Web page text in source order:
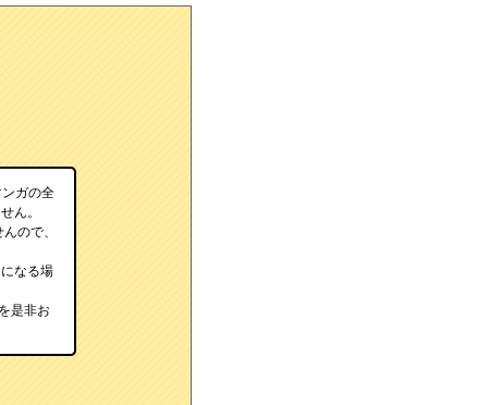
ガの全
ん。
ので、
なる場
是非お